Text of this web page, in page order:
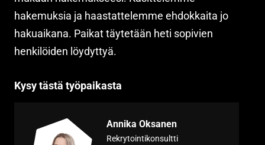
hakemuksia ja haastattelemme ehdokkaita jo
hakuaikana. Paikat täytetään heti sopivien
henkilöiden löydyttyä.
Kysy tästä työpaikasta
Annika Oksanen
Rekrytointikonsultti